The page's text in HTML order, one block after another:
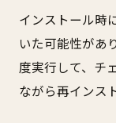
インストール時
いた可能性があ
度実行して、チ
ながら再インス